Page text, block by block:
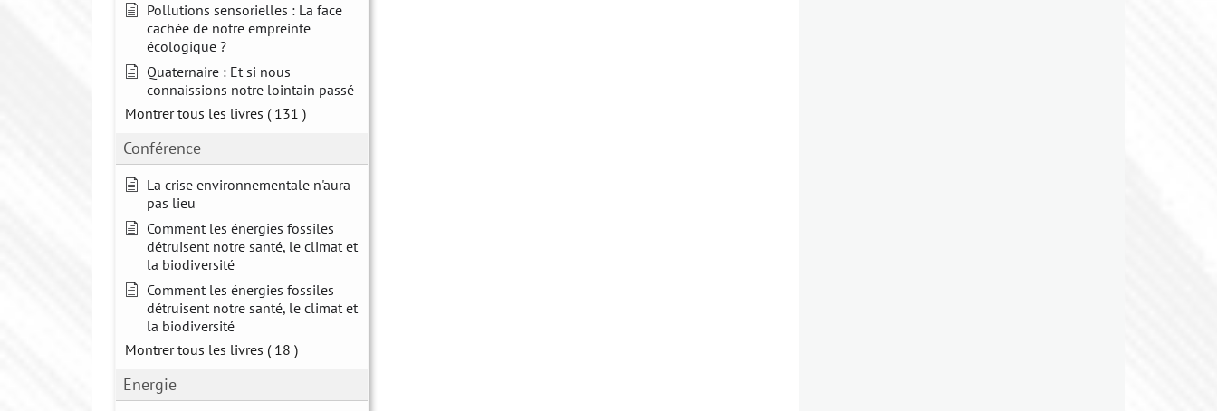
Pollutions sensorielles : La face
cachée de notre empreinte
écologique ?
Quaternaire : Et si nous
connaissions notre lointain passé
Montrer tous les livres ( 131 )
Conférence
La crise environnementale n'aura
pas lieu
Comment les énergies fossiles
détruisent notre santé, le climat et
la biodiversité
Comment les énergies fossiles
détruisent notre santé, le climat et
la biodiversité
Montrer tous les livres ( 18 )
Energie